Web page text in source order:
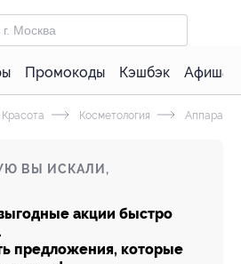
Промокоды Кэшбэк Афиша
Красота Косметология
ВЫ ИСКАЛИ,
акции быстро
предложения, которые